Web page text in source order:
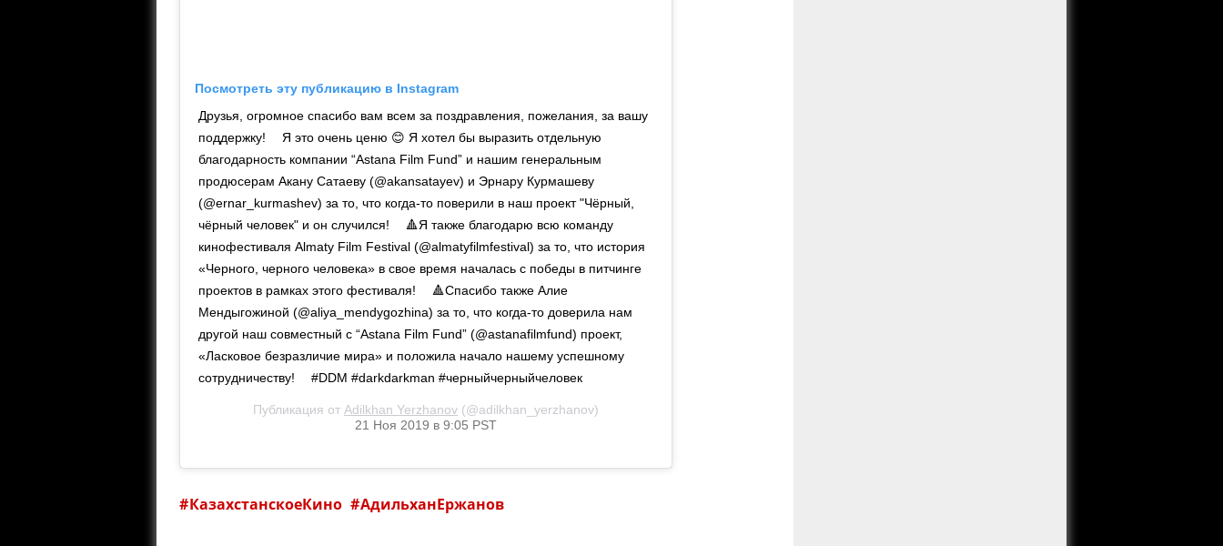
Посмотреть эту публикацию в Instagram
Друзья, огромное спасибо вам всем за поздравления, пожелания, за вашу
поддержку! ⠀ Я это очень ценю 😊 Я хотел бы выразить отдельную
благодарность компании “Astana Film Fund” и нашим генеральным
продюсерам Акану Сатаеву (@akansatayev) и Эрнару Курмашеву
(@ernar_kurmashev) за то, что когда-то поверили в наш проект "Чёрный,
чёрный человек" и он случился! ⠀ 🔺Я также благодарю всю команду
кинофестиваля Almaty Film Festival (@almatyfilmfestival) за то, что история
«Черного, черного человека» в свое время началась с победы в питчинге
проектов в рамках этого фестиваля! ⠀ 🔺Спасибо также Алие
Мендыгожиной (@aliya_mendygozhina) за то, что когда-то доверила нам
другой наш совместный с “Astana Film Fund” (@astanafilmfund) проект,
«Ласковое безразличие мира» и положила начало нашему успешному
сотрудничеству! ⠀ #DDM #darkdarkman #черныйчерныйчеловек
Публикация от Adilkhan Yerzhanov (@adilkhan_yerzhanov)
21 Ноя 2019 в 9:05 PST
КазахстанскоеКино АдильханЕржанов